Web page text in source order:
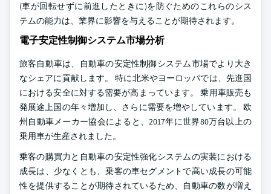
(車が回転せずに前進したときに)を防ぐためのこれらのシス
テムの能力は、業界に影響を与えることが期待されます。
電子安定性制御システム市場分析
旅客自動車は、自動車の安定性制御システム市場でより大き
なシェアに貢献します。 特に北米やヨーロッパでは、先進国
における安全に対する需要が高まっています。 乗用車販売も
発展途上国の年々増加し、さらに需要を増やしています。 欧
州自動車メーカー協会によると、2017年に世界80万台以上の
乗用車が生産されました。
乗客の購買力と自動車の安定性強化システムの実装における
成長は、少なくとも、乗客の車セグメントで高い成長の可能
性を提供することが期待されているため、自動車の数が増え